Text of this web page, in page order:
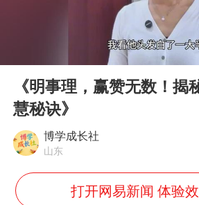
Play
《明事理，赢赞无数！揭
慧秘诀》
博学成长社
山东
打开网易新闻 体验